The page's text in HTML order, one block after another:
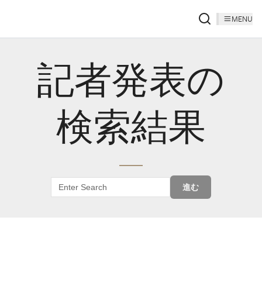
MENU
記者発表の
検索結果
進む